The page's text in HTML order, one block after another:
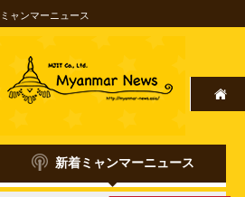
ミャンマーニュース
新着ミャンマーニュース